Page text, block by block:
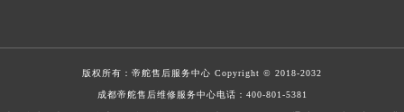
版权所有： 帝舵售后服务中心 Copyright © 2018-2032
成都帝舵售后维修服务中心电话： 400-801-5381